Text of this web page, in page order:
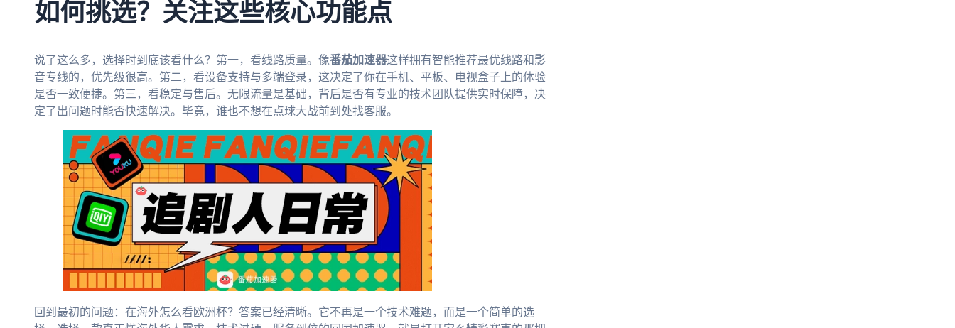
如何挑选？关注这些核心功能点
说了这么多，选择时到底该看什么？第一，看线路质量。像番茄加速器这样拥有智能推荐最优线路和影
音专线的，优先级很高。第二，看设备支持与多端登录，这决定了你在手机、平板、电视盒子上的体验
是否一致便捷。第三，看稳定与售后。无限流量是基础，背后是否有专业的技术团队提供实时保障，决
定了出问题时能否快速解决。毕竟，谁也不想在点球大战前到处找客服。
回到最初的问题：在海外怎么看欧洲杯？答案已经清晰。它不再是一个技术难题，而是一个简单的选